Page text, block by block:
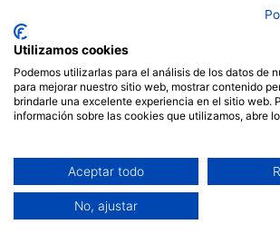
Comprar ahora
Agregar al carrito
Ja estic registrat/da
Curso
Utilizamos cookies
Podemos utilizarlas para el análisis de los datos de
para mejorar nuestro sitio web, mostrar contenido
brindarle una excelente experiencia en el sitio web.
información sobre las cookies que utilizamos, abre
Aceptar todo
No, ajustar